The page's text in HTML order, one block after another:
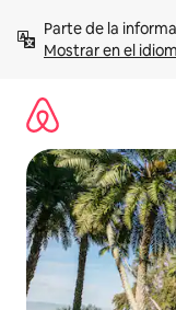
contenidoMostrar en el